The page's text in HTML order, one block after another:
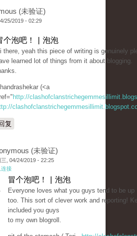
(未验证)
25/2019 - 02:29
个泡吧！ | 泡泡
there, yeah this piece of writing is genuinely
learned lot of things from it about blogging.
(<a
http://
复
(未验证)
, 04/24/2019 - 22:25
连接
冒个泡吧！ | 泡泡
Everyone loves what you guys tend to be up
too. This sort of clever work and reporting!
included you guys
to my own blogroll.